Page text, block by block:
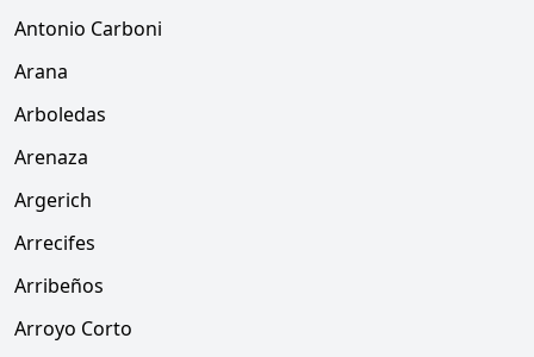
Antonio Carboni
Arana
Arboledas
Arenaza
Argerich
Arrecifes
Arribeños
Arroyo Corto